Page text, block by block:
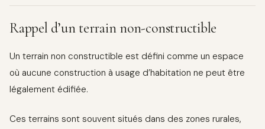
Rappel d’un terrain non-constructible
Un terrain non constructible est défini comme un espace
où aucune construction à usage d’habitation ne peut être
légalement édifiée.
Ces terrains sont souvent situés dans des zones rurales,